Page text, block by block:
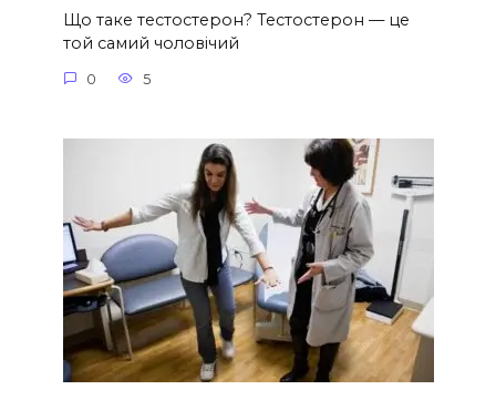
Що таке тестостерон? Тестостерон — це
той самий чоловічий
0 5